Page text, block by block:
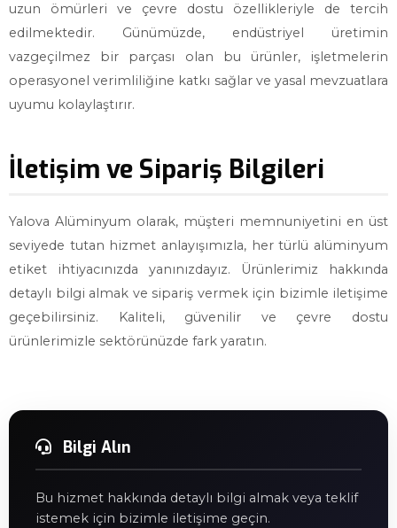
uzun ömürleri ve çevre dostu özellikleriyle de tercih
edilmektedir. Günümüzde, endüstriyel üretimin
vazgeçilmez bir parçası olan bu ürünler, işletmelerin
operasyonel verimliliğine katkı sağlar ve yasal mevzuatlara
uyumu kolaylaştırır.
İletişim ve Sipariş Bilgileri
Yalova Alüminyum olarak, müşteri memnuniyetini en üst
seviyede tutan hizmet anlayışımızla, her türlü alüminyum
etiket ihtiyacınızda yanınızdayız. Ürünlerimiz hakkında
detaylı bilgi almak ve sipariş vermek için bizimle iletişime
geçebilirsiniz. Kaliteli, güvenilir ve çevre dostu
ürünlerimizle sektörünüzde fark yaratın.
Bilgi Alın
Bu hizmet hakkında detaylı bilgi almak veya teklif
istemek için bizimle iletişime geçin.